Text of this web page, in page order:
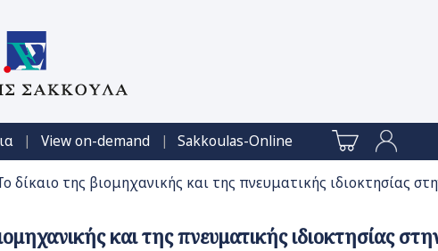
| View on-demand | Sakkoulas-Online
της βιομηχανικής και της πνευματικής ιδιοκτησίας
και της πνευματικής ιδιοκτησίας